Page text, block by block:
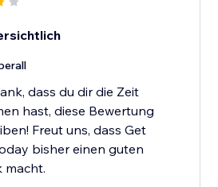
dass du dir die Zeit
hast, diese Bewertung
Freut uns, dass Get
bisher einen guten
macht.